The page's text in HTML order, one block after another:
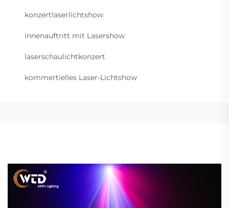
konzertlaserlichtshow
innenauftritt mit Lasershow
laserschaulichtkonzert
kommertielles Laser-Lichtshow